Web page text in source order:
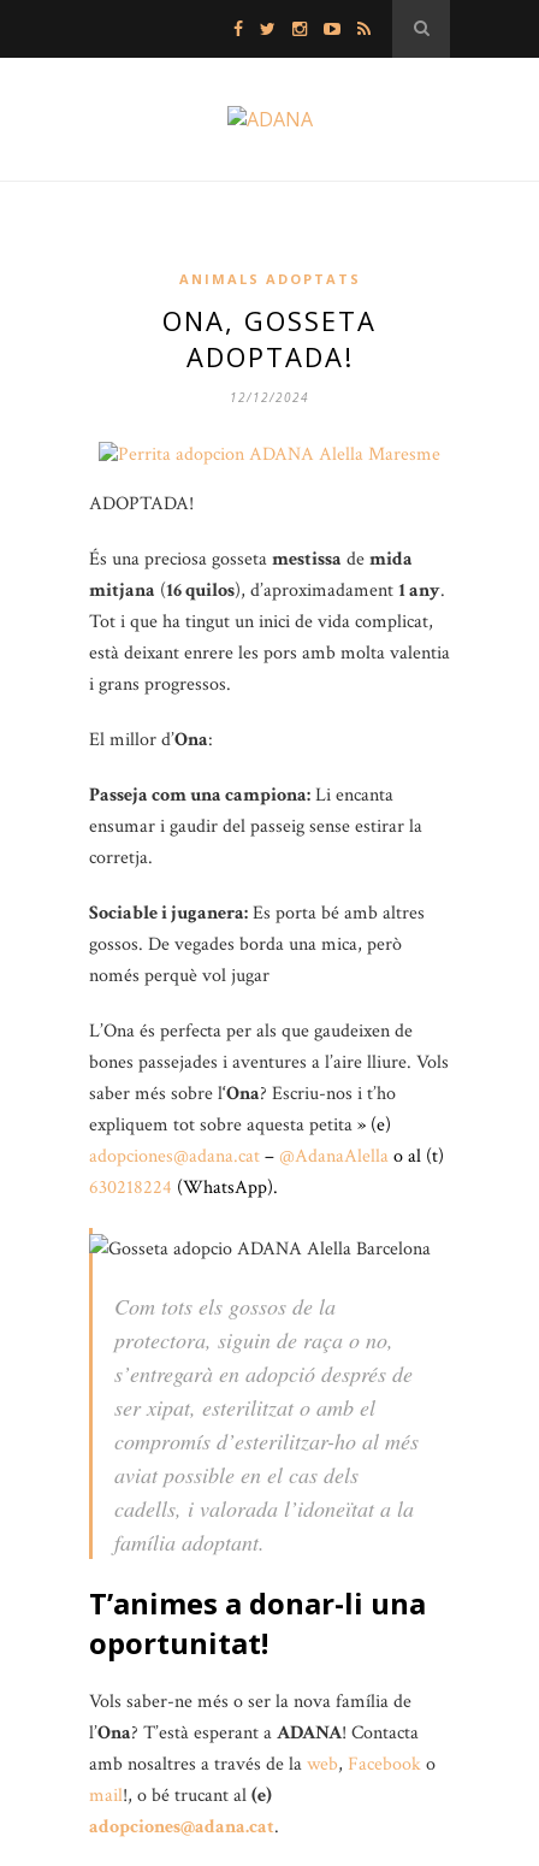
ANIMALS ADOPTATS
ONA, GOSSETA
ADOPTADA!
12/12/2024
ADOPTADA!
És una preciosa gossetamestissa demida
mitjana (16 quilos), d’aproximadament1 any.
Tot i que ha tingut un inici de vida complicat,
està deixant enrere les pors amb molta valentia
i grans progressos.
El millor d’Ona:
Passeja com una campiona:Li encanta
ensumar i gaudir del passeig sense estirar la
corretja.
Sociable i juganera:Es porta bé amb altres
gossos. De vegades borda una mica, però
només perquè vol jugar
L’Ona és perfecta per als que gaudeixen de
bones passejades i aventures a l’aire lliure. Vols
saber més sobre l‘Ona? Escriu-nos i t’ho
expliquem tot sobre aquesta petita» (e)
adopciones@adana.cat– @AdanaAlellao al (t)
630218224 (WhatsApp).
Com tots els gossos de la
protectora, siguin de raça o no,
s’entregarà en adopció després de
ser xipat, esterilitzat o amb el
compromís d’esterilitzar-ho al més
aviat possible en el cas dels
cadells, i valorada l’idoneïtat a la
família adoptant.
T’animes a donar-li una
oportunitat!
Vols saber-ne més o ser la nova família de
l’Ona? T’està esperant aADANA! Contacta
amb nosaltres a través de laweb, Facebooko
mail!, o bé trucant al(e)
adopciones@adana.cat.